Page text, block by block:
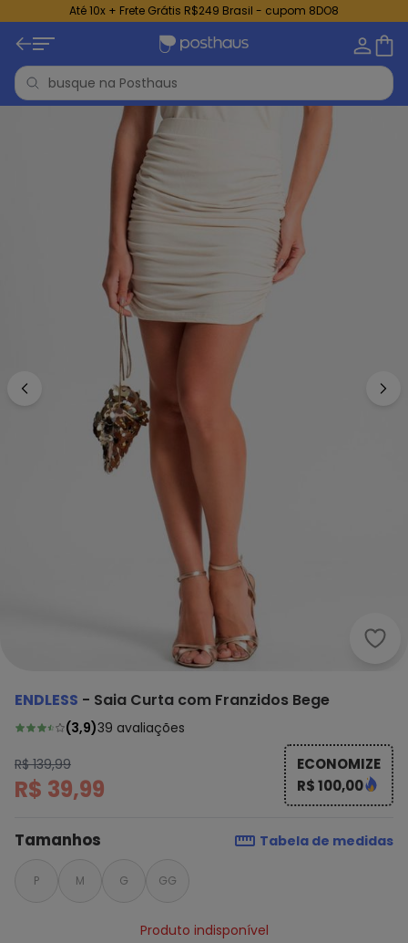
Até 10x + Frete Grátis R$249 Brasil - cupom 8DO8
ENDLESS - Saia Curta com Franzidos Bege
(3,9)39 avaliações
R$ 139,99
R$ 39,99
ECONOMIZE
R$ 100,00
Tamanhos Tabela de medidas
P M G GG
Produto indisponível